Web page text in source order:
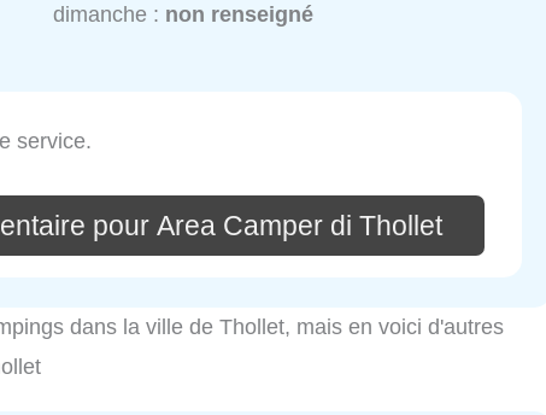
dimanche : non renseigné
service.
pour Area Camper di Thollet
dans la ville de Thollet, mais en voici d'autres